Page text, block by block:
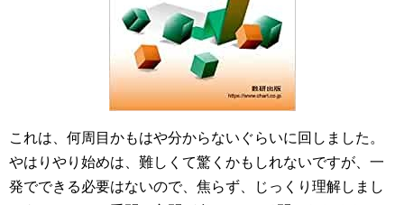
これは、何周目かもはや分からないぐらいに回しました。
やはりやり始めは、難しくて驚くかもしれないですが、一
発でできる必要はないので、焦らず、じっくり理解しまし